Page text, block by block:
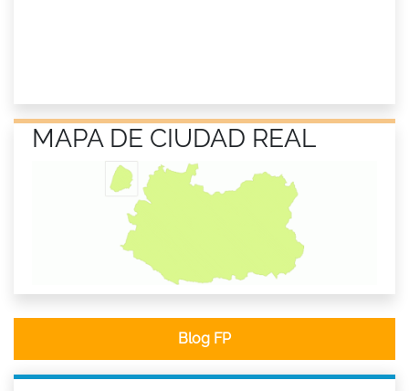
MAPA DE CIUDAD REAL
Blog FP